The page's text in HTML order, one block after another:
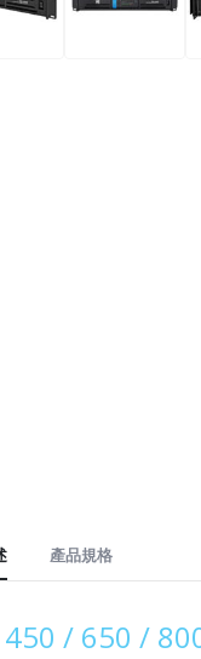
產品規格
450 / 650 /